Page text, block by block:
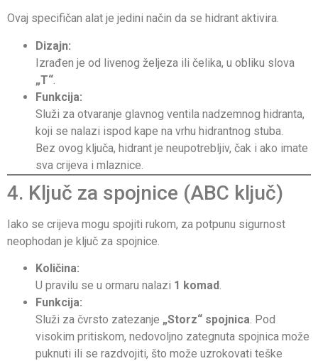
Ovaj specifičan alat je jedini način da se hidrant aktivira.
Dizajn:
Izrađen je od livenog željeza ili čelika, u obliku slova
„T“
Funkcija:
Služi za otvaranje glavnog ventila nadzemnog hidranta,
koji se nalazi ispod kape na vrhu hidrantnog stuba.
Bez ovog ključa, hidrant je neupotrebljiv, čak i ako imate
sva crijeva i mlaznice.
4. Ključ za spojnice (ABC ključ)
Iako se crijeva mogu spojiti rukom, za potpunu sigurnost
neophodan je ključ za spojnice.
Količina:
U pravilu se u ormaru nalazi 1 komad.
Funkcija:
Služi za čvrsto zatezanje „Storz“ spojnica. Pod
visokim pritiskom, nedovoljno zategnuta spojnica može
puknuti ili se razdvojiti, što može uzrokovati teške